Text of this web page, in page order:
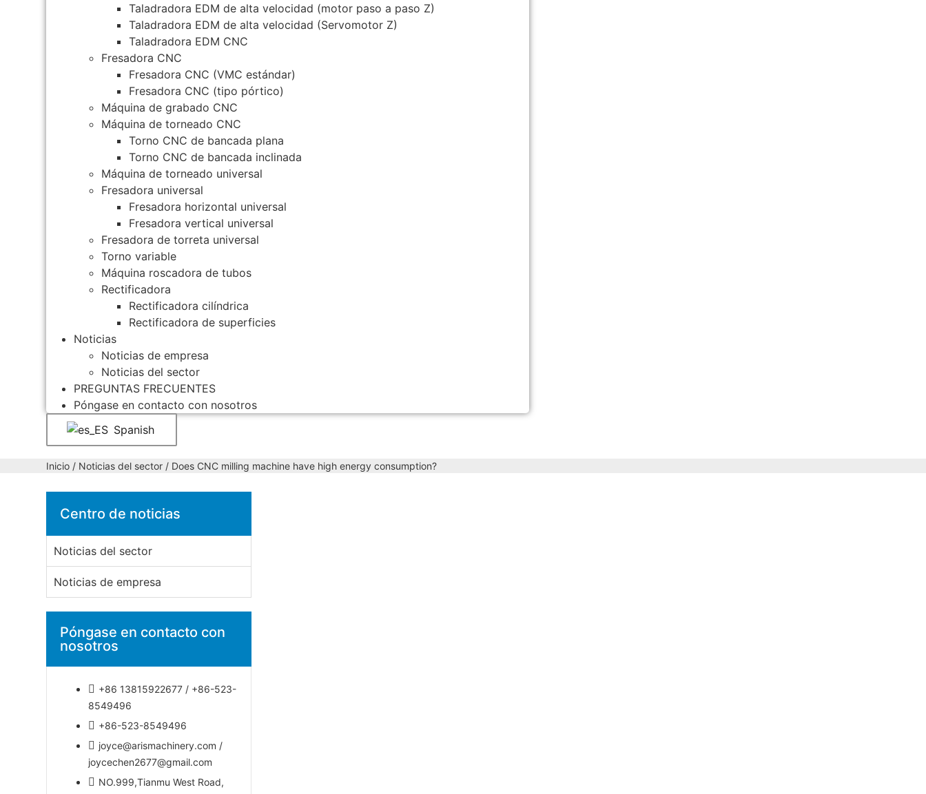
Taladradora EDM de alta velocidad (motor paso a paso Z)
Taladradora EDM de alta velocidad (Servomotor Z)
Taladradora EDM CNC
Fresadora CNC
Fresadora CNC (VMC estándar)
Fresadora CNC (tipo pórtico)
Máquina de grabado CNC
Máquina de torneado CNC
Torno CNC de bancada plana
Torno CNC de bancada inclinada
Máquina de torneado universal
Fresadora universal
Fresadora horizontal universal
Fresadora vertical universal
Fresadora de torreta universal
Torno variable
Máquina roscadora de tubos
Rectificadora
Rectificadora cilíndrica
Rectificadora de superficies
Noticias
Noticias de empresa
Noticias del sector
PREGUNTAS FRECUENTES
Póngase en contacto con nosotros
Spanish
Inicio / Noticias del sector / Does CNC milling machine have high energy consumption?
Centro de noticias
Noticias del sector
Noticias de empresa
Póngase en contacto con
nosotros
+86 13815922677 / +86-523-
8549496
+86-523-8549496
joyce@arismachinery.com /
joycechen2677@gmail.com
NO.999,Tianmu West Road,